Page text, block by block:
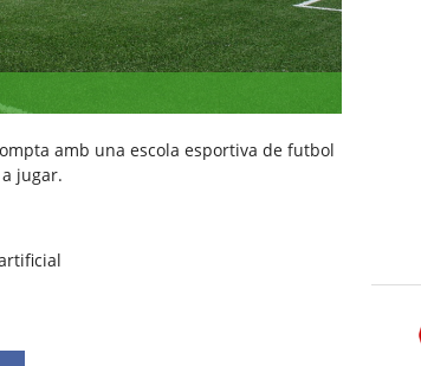
amb una escola esportiva de futbol
jugar.